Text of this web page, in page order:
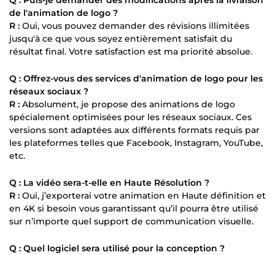
de l'animation de logo ?
R : Oui, vous pouvez demander des révisions illimitées
jusqu'à ce que vous soyez entièrement satisfait du
résultat final. Votre satisfaction est ma priorité absolue.
Q : Offrez-vous des services d'animation de logo pour les
réseaux sociaux ?
R : Absolument, je propose des animations de logo
spécialement optimisées pour les réseaux sociaux. Ces
versions sont adaptées aux différents formats requis par
les plateformes telles que Facebook, Instagram, YouTube,
etc.
Q : La vidéo sera-t-elle en Haute Résolution ?
R : Oui, j’exporterai votre animation en Haute définition et
en 4K si besoin vous garantissant qu’il pourra être utilisé
sur n’importe quel support de communication visuelle.
Q : Quel logiciel sera utilisé pour la conception ?